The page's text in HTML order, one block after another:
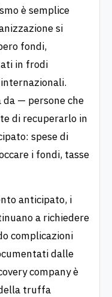
è semplice
si
fondi,
in frodi
— persone che
di recuperarlo in
spese di
i fondi, tasse
anticipato, i
a richiedere
complicazioni
dalle
company è
truffa